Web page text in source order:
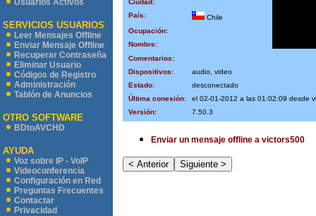
Usuarios Activos
SERVICIOS USUARIOS
Leer Mensajes Offline
Enviar Mensaje Offline
Recuperar Contraseña
Eliminar Usuario
Códigos de Registro
Administración
Tablón de Anuncios
OTRO SOFTWARE
BDtoAVCHD
AYUDA
Voz sobre IP - VoIP
Videoconferencia
Configuración en Red
Preguntas Frecuentes
Contactar
Privacidad
País:
Chile
Ocupación:
Nombre:
Comentarios:
Dispositivos:
audio, video
Estado:
desconectado
Última conexión:
el 02-01-2012 a las 01:02:09 desde
Versión:
7.50.3
Enviar un mensaje offline a victors500